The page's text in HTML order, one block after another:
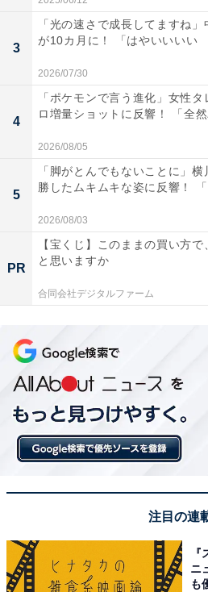
3
「光の速さで成長してますね
が10カ月に！ 「はやいいいい
2026/07/30
4
「ポケモンで言う進化」女性
ロ増量ショットに反響！ 「全
2026/08/05
5
「脚がとんでもないことに」
勝したムキムキな姿に反響！
2026/08/03
PR
【宝くじ】このままの買い方
と思いますか
合同会社デジタルファーム
注目の連
ニ
も